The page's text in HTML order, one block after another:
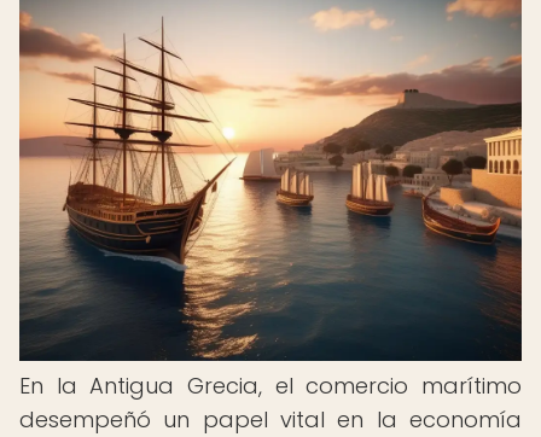
En la Antigua Grecia, el comercio marítimo
desempeñó un papel vital en la economía